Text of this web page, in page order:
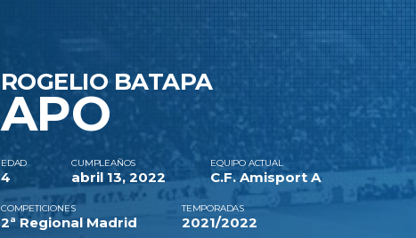
ROGELIO BATAPA
APO
EDAD
4
CUMPLEAÑOS
abril 13, 2022
EQUIPO ACTUAL
C.F. Amisport A
COMPETICIONES
2ª Regional Madrid
TEMPORADAS
2021/2022